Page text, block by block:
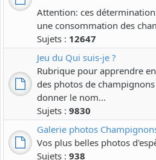
Attention: ces
une consommation des
Sujets : 12647
Jeu du Qui suis-je ?
Rubrique pour apprendre
des photos de
donner le nom...
Sujets : 9830
Galerie photos
Vos plus belles photos
Sujets : 938